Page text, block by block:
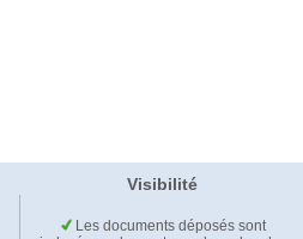
Visibilité
Les documents déposés sont